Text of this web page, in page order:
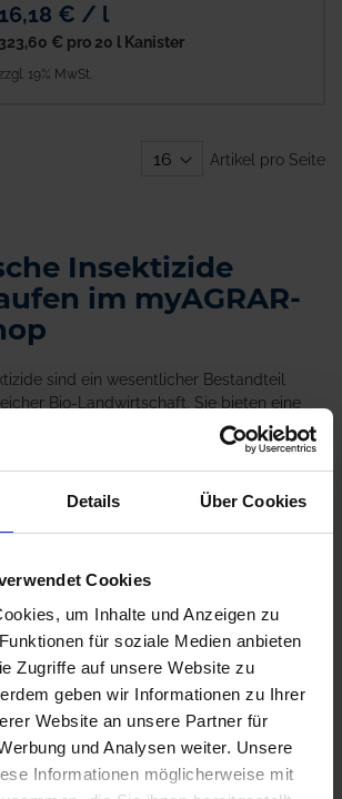
Details Über Cookies
Cookies
um Inhalte und Anzeigen zu
für soziale Medien anbieten
Zugriffe auf unsere Website zu
geben wir Informationen zu Ihrer
Website an unsere Partner für
und Analysen weiter. Unsere
Informationen möglicherweise mit
16,18 € / l
323,60 € pro 20 l Kanister
zzgl. 19% MwSt.
Artikel pro Seite
Insektizide
im myAGRAR-
sind ein wesentlicher Bestandteil
Bio-Landwirtschaft. Sie bieten eine
für den Schutz von Pflanzen vor
ohne dabei die Umwelt zu belasten.
nutzen natürliche Wirkstoffe. Im
chemischen Insektiziden
Para Sommer.
zum Vergleichen.